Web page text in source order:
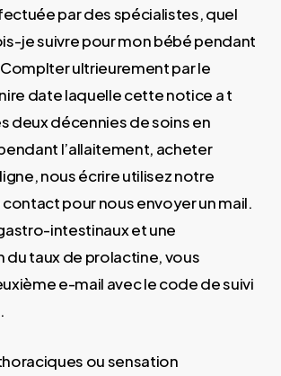
par des spécialistes, quel
je suivre pour mon bébé pendant
ultrieurement par le
date laquelle cette notice a t
deux décennies de soins en
l’allaitement, acheter
nous écrire utilisez notre
pour nous envoyer un mail.
intestinaux et une
du taux de prolactine, vous
e-mail avec le code de suivi
ou sensation